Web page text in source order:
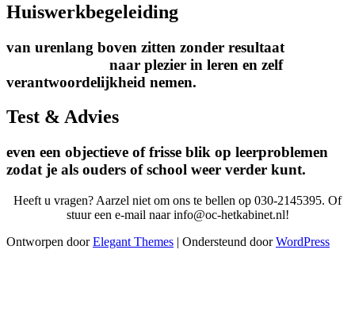
Huiswerkbegeleiding
van urenlang boven zitten zonder resultaat
naar plezier in leren en zelf
verantwoordelijkheid nemen.
Test & Advies
even een objectieve of frisse blik op leerproblemen
zodat je als ouders of school weer verder kunt.
Heeft u vragen? Aarzel niet om ons te bellen op 030-2145395. Of
stuur een e-mail naar info@oc-hetkabinet.nl!
Ontworpen doorElegant Themes | Ondersteund doorWordPress